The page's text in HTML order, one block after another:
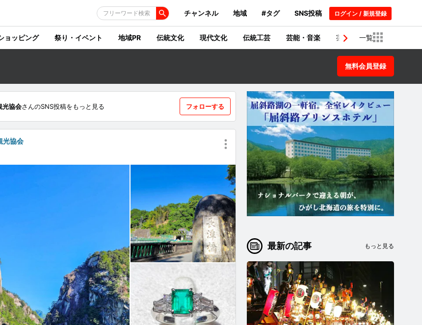
フリーワード検索 チャンネル 地域 #タグ SNS投稿 ログイン / 新規登録
ョッピング 祭り・イベント 地域PR 伝統文化 現代文化 伝統工芸 芸能・音楽 芸術・建築物
一覧
無料会員登録
光協会さんのSNS投稿をもっと見る フォローする
光協会
最新の記事 もっと見る